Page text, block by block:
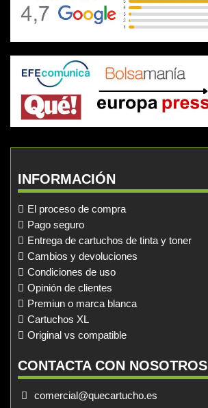
INFORMACIÓN
El proceso de compra
Pago seguro
Entrega de cartuchos de tinta y toner
Cambios y devoluciones
Condiciones de uso
Opinión de clientes
Premiun o marca blanca
Cartuchos XL
Original vs compatible
CONTACTA CON NOSOTROS
comercial@quecartucho.es